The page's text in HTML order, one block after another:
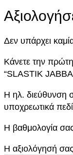
Δεν υπάρχει
Κάνετε την
“SLASTIK
Η ηλ. διεύθυνση
υποχρεωτικά
Η βαθμολογία
Η αξιολόγησή σας